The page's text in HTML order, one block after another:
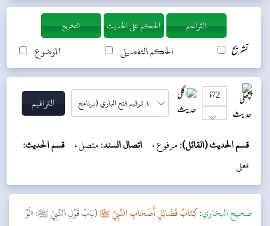
تشریح الحکم التفصیلی الموضوع
التخريج
قسم الحديث (القائل):مرفوع ، اتصال السند:متصل ، قسم الحديث:
فعلی
‌صحيح البخاري:کِتَابُ فَضَائِلِ أَصْحَابِ النَّبِيِّ ﷺ(بَابُ قَوْلِ النَّبِيِّ ﷺ: «لَوْ